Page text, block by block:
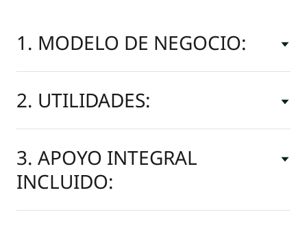
1. MODELO DE NEGOCIO:
2. UTILIDADES:
3. APOYO INTEGRAL
INCLUIDO: